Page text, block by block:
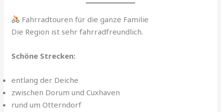
Fahrradtouren für die ganze Familie
Die Region ist sehr fahrradfreundlich.
Schöne Strecken:
entlang der Deiche
zwischen Dorum und Cuxhaven
rund um Otterndorf